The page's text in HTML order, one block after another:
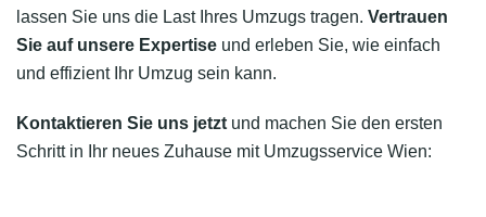
lassen Sie uns die Last Ihres Umzugs tragen. Vertrauen
Sie auf unsere Expertise und erleben Sie, wie einfach
und effizient Ihr Umzug sein kann.
Kontaktieren Sie uns jetzt und machen Sie den ersten
Schritt in Ihr neues Zuhause mit Umzugsservice Wien: